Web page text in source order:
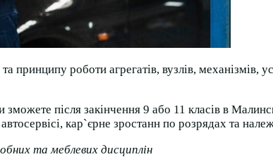
освіту
принципу роботи агрегатів, вузлів,
після закінчення 9 або 11 класів в
кар`єрне зростанн по розрядах та
та меблевих дисциплін